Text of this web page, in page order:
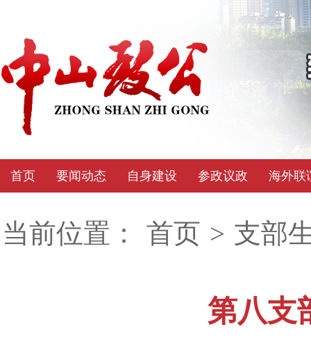
首页 要闻动态 自身建设 参政议政 海外联
当前位置： 首页 > 支部
第八支